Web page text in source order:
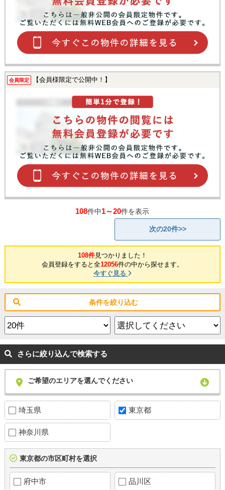
会員限定 【会員様限定で公開中！】
108件中1～20件を表示
次の20件>>
108件見つかりました！
会員登録をすると全12056件の中から探せます。
今すぐ見る
条件を絞り込む
さらに絞り込んで検索する
ご希望のエリアを選んでください
埼玉県 東京都
神奈川県
東京都の市区町村を選択
府中市 品川区